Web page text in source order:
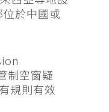
於中國或
制空窗疑
規則有效